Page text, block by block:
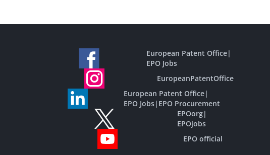
European Patent Office|
EPO Jobs
EuropeanPatentOffice
European Patent Office|
EPO Jobs| EPO Procurement
EPOorg|
EPOjobs
EPO official